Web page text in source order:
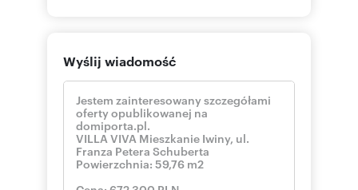
Wyślij wiadomość